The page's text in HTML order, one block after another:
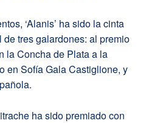
‘Alanis’ ha sido la cinta
tres galardones: al premio
la Concha de Plata a la
en Sofía Gala Castiglione, y
ha sido premiado con